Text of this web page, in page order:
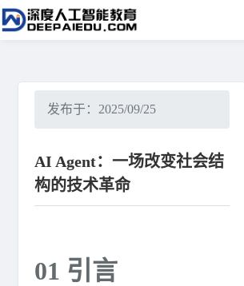
发布于：2025/09/25
AI Agent：一场改变社会结
构的技术革命
01 引言